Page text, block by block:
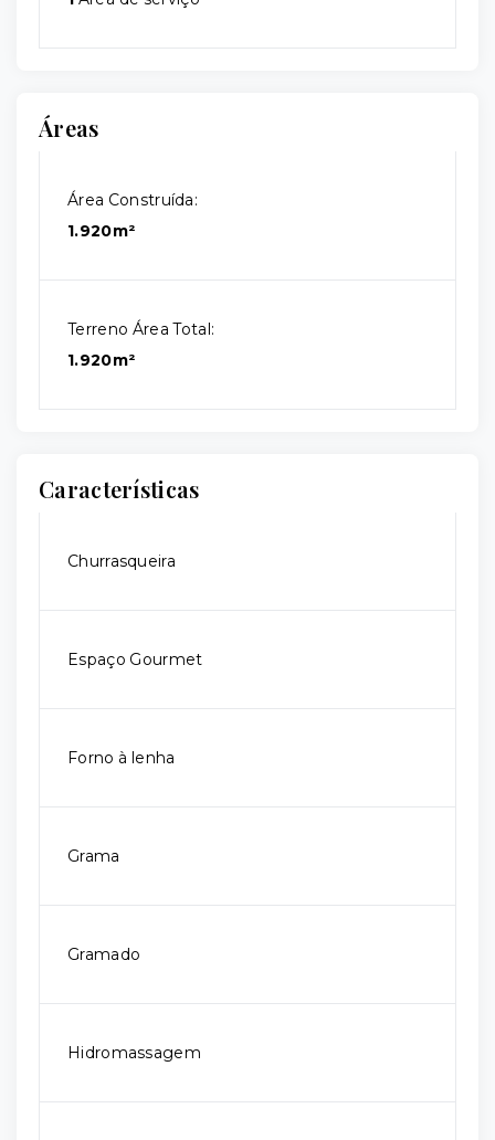
Áreas
Área Construída:
1.920m²
Terreno Área Total:
1.920m²
Características
Churrasqueira
Espaço Gourmet
Forno à lenha
Grama
Gramado
Hidromassagem